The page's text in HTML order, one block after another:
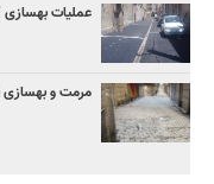
عملیات بهسازی
مرمت و بهسازی